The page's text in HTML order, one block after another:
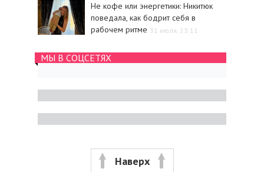
Не кофе или энергетики: Никитюк
поведала, как бодрит себя в
рабочем ритме 31 июля, 23:11
МЫ В СОЦСЕТЯХ
Наверх